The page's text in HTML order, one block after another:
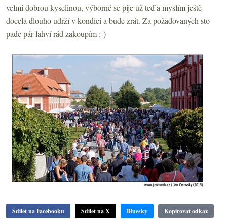
velmi dobrou kyselinou, výborně se pije už teď a myslím ještě
docela dlouho udrží v kondici a bude zrát. Za požadovaných sto
pade pár lahví rád zakoupím :-)
Sdílet na Facebooku Sdílet na X Bluesky Kopírovat odkaz